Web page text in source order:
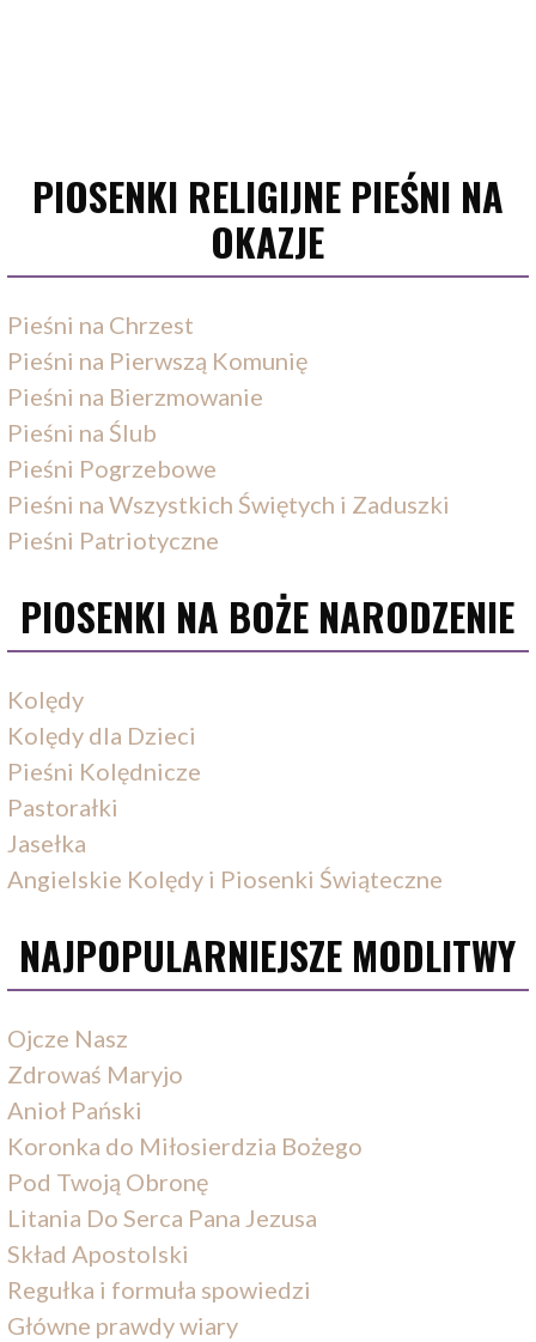
PIOSENKI RELIGIJNE PIEŚNI NA
OKAZJE
Pieśni na Chrzest
Pieśni na Pierwszą Komunię
Pieśni na Bierzmowanie
Pieśni na Ślub
Pieśni Pogrzebowe
Pieśni na Wszystkich Świętych i Zaduszki
Pieśni Patriotyczne
PIOSENKI NA BOŻE NARODZENIE
Kolędy
Kolędy dla Dzieci
Pieśni Kolędnicze
Pastorałki
Jasełka
Angielskie Kolędy i Piosenki Świąteczne
NAJPOPULARNIEJSZE MODLITWY
Ojcze Nasz
Zdrowaś Maryjo
Anioł Pański
Koronka do Miłosierdzia Bożego
Pod Twoją Obronę
Litania Do Serca Pana Jezusa
Skład Apostolski
Regułka i formuła spowiedzi
Główne prawdy wiary